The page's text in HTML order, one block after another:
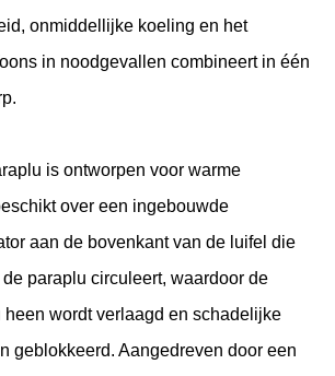
onmiddellijke koeling en het
in noodgevallen combineert in één
is ontworpen voor warme
over een ingebouwde
aan de bovenkant van de luifel die
paraplu circuleert, waardoor de
heen wordt verlaagd en schadelijke
geblokkeerd. Aangedreven door een